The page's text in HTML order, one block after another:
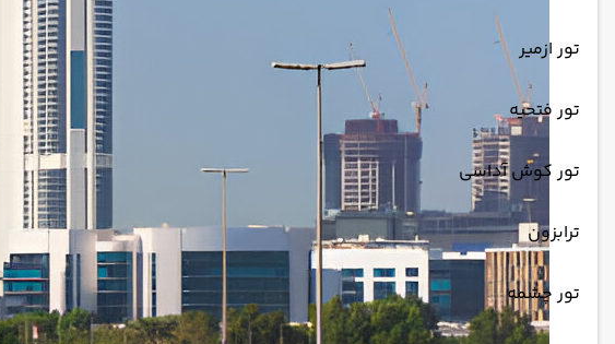
تور ازمیر
تور فتحیه
تور کوش آداسی
ترابزون
تور چشمه